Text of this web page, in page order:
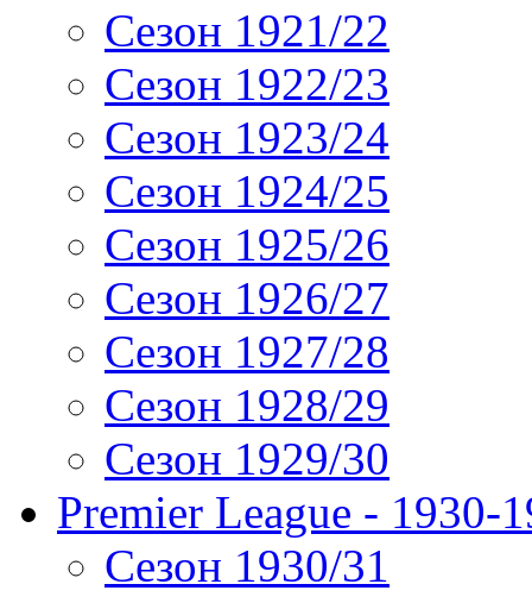
Сезон 1921/22
Сезон 1922/23
Сезон 1923/24
Сезон 1924/25
Сезон 1925/26
Сезон 1926/27
Сезон 1927/28
Сезон 1928/29
Сезон 1929/30
Premier League - 1930-
Сезон 1930/31